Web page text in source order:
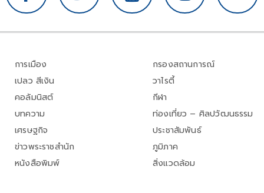
การเมือง
เปลว สีเงิน
คอลัมนิสต์
บทความ
เศรษฐกิจ
ข่าวพระราชสำนัก
หนังสือพิมพ์
กรองสถานการณ์
วาไรตี้
กีฬา
ท่องเที่ยว – ศิลปวัฒนธรรม
ประชาสัมพันธ์
ภูมิภาค
สิ่งแวดล้อม